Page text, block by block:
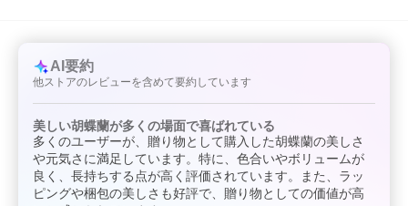
AI要約
他ストアのレビューを含めて要約しています
美しい胡蝶蘭が多くの場面で喜ばれている
多くのユーザーが、贈り物として購入した胡蝶蘭の美しさ
や元気さに満足しています。特に、色合いやボリュームが
良く、長持ちする点が高く評価されています。また、ラッ
ピングや梱包の美しさも好評で、贈り物としての価値が高